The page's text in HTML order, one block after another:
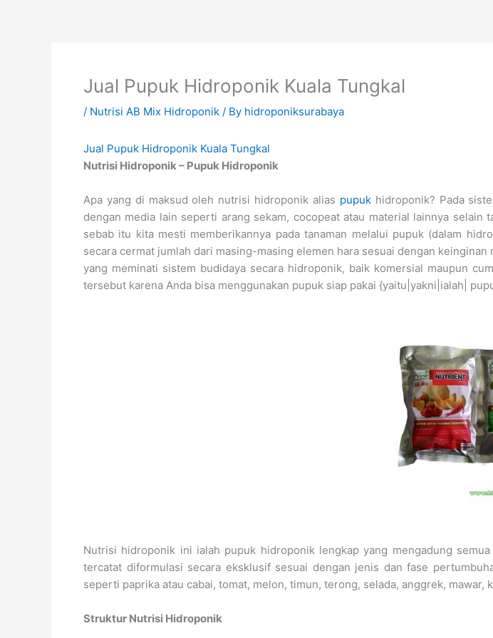
Jual Pupuk Hidroponik Kuala Tungkal
/ Nutrisi AB Mix Hidroponik / By hidroponiksurabaya
Jual Pupuk Hidroponik Kuala Tungkal
Nutrisi Hidroponik – Pupuk Hidroponik
Apa yang di maksud oleh nutrisi hidroponik alias pupukhidroponik? Pada
dengan media lain seperti arang sekam, cocopeat atau material lainnya
sebab itu kita mesti memberikannya pada tanaman melalui pupuk (dalam
secara cermat jumlah dari masing-masing elemen hara sesuai dengan
yang meminati sistem budidaya secara hidroponik, baik komersial maupun
tersebut karena Anda bisa menggunakan pupuk siap pakai {yaitu|yakni|ialah|
Nutrisi hidroponik ini ialah pupuk hidroponik lengkap yang mengadung
tercatat diformulasi secara eksklusif sesuai dengan jenis dan fase
seperti paprika atau cabai, tomat, melon, timun, terong, selada, anggrek, mawar,
Struktur Nutrisi Hidroponik